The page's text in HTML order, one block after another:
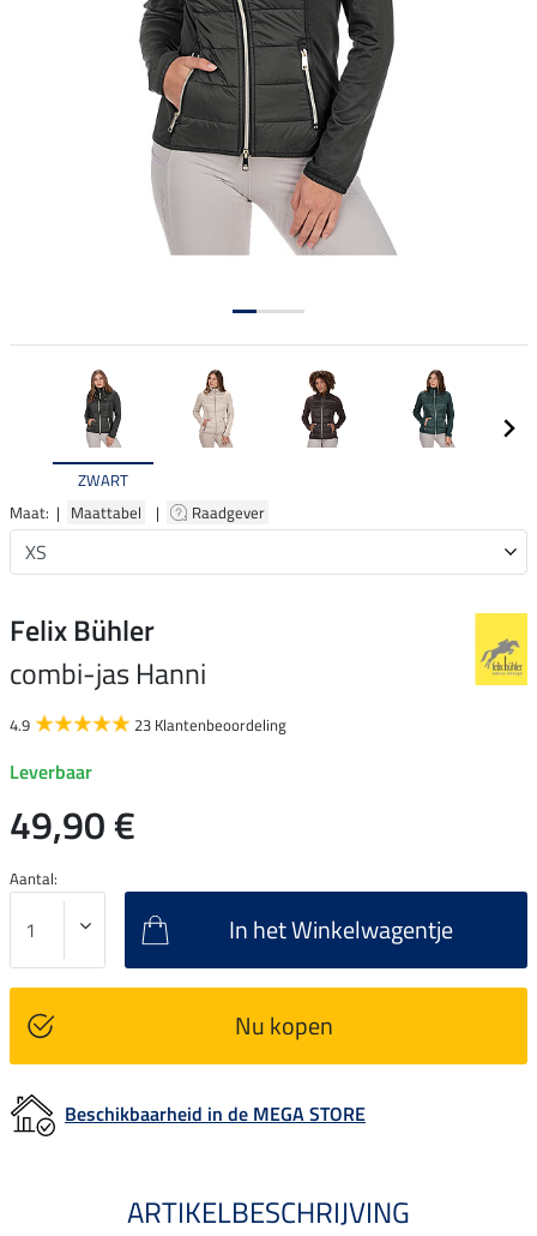
ZWART
Maat: | Maattabel | Raadgever
Felix Bühler
combi-jas Hanni
4.9 23 Klantenbeoordeling
Leverbaar
49,90 €
Aantal:
In het Winkelwagentje
Nu kopen
Beschikbaarheid in de MEGA STORE
ARTIKELBESCHRIJVING